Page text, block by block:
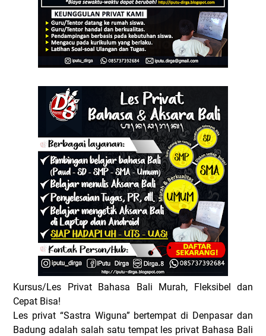
Kursus/Les Privat Bahasa Bali Murah, Fleksibel dan
Cepat Bisa!
Les privat “Sastra Wiguna” bertempat di Denpasar dan
Badung adalah salah satu tempat les privat Bahasa Bali